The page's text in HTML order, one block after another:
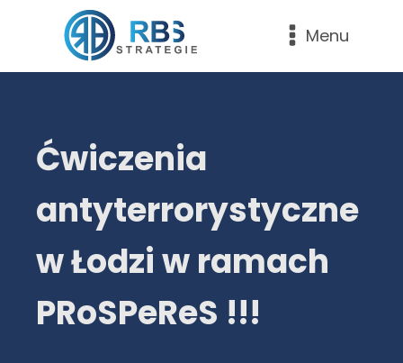
Menu
Ćwiczenia
antyterrorystyczne
w Łodzi w ramach
PRoSPeReS !!!